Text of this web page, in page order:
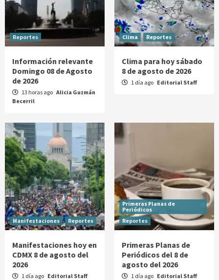
Reportes
Información relevante
Domingo 08 de Agosto
de 2026
13 horas ago Alicia Guzmán
Becerril
Clima Reportes
Clima para hoy sábado
8 de agosto de 2026
1 día ago Editorial Staff
Manifestaciones Reportes
Manifestaciones hoy en
CDMX 8 de agosto del
2026
1 día ago Editorial Staff
Primeras Planas de
Periódicos
Reportes
Primeras Planas de
Periódicos del 8 de
agosto del 2026
1 día ago Editorial Staff